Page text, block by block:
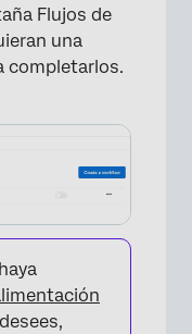
Flujos de
una
completarlos.